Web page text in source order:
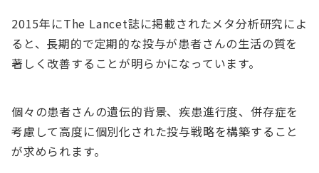
2015年にThe Lancet誌に掲載されたメタ分析研究によ
ると、長期的で定期的な投与が患者さんの生活の質を
著しく改善することが明らかになっています。
個々の患者さんの遺伝的背景、疾患進行度、併存症を
考慮して高度に個別化された投与戦略を構築すること
が求められます。